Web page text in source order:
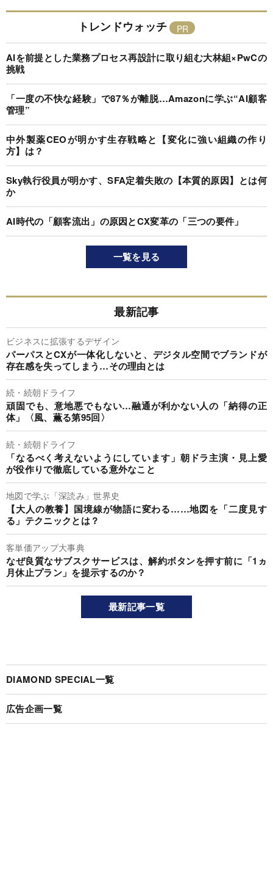
トレンドウォッチ
AIを前提とした業務プロセス再設計に取り組む大林組×PwCの
挑戦
「一度の不快な経験」で87％が離脱…Amazonに学ぶ“AI顧客
管理”
中外製薬CEOが明かす生存戦略と【変化に強い組織の作り
方】は？
Sky執行役員が明かす、SFA定着失敗の【本質的原因】とは何
か
AI時代の「顧客流出」の原因とCX変革の「三つの要件」
一覧を見る
最新記事
ビジネスに拡張するデザイン
パーパスとCXが一体化しないと、デジタル空間でブランドが
存在感を失ってしまう…その理由とは
続・続朝ドライフ
頑固でも、意地悪でもない…融通が利かない人の「納得の正
体」〈風、薫る第95回〉
続・続朝ドライフ
「なるべく考えないようにしています」朝ドラ主演・見上愛
が役作りで徹底している意外なこと
地図で学ぶ「深読み」世界史
【大人の教養】国境線が物語に変わる……地図を「二度見す
る」テクニックとは？
客単価アップ大事典
なぜ良質なサブスクサービスは、解約ボタンを押す前に「1ヵ
月休止プラン」を提示するのか？
最新記事一覧
DIAMOND SPECIAL一覧
広告企画一覧